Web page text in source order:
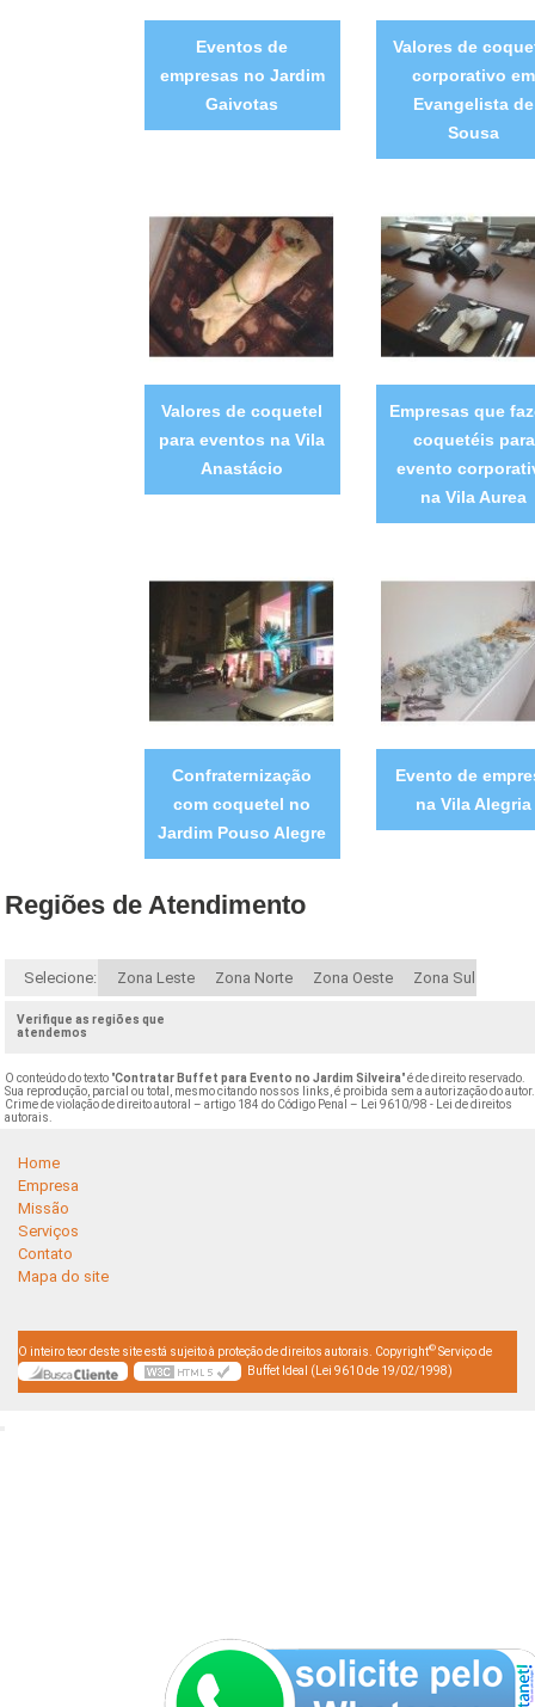
Eventos de
empresas no Jardim
Gaivotas
Valores de
corporativo em
Evangelista de
Sousa
Valores de coquetel
para eventos na Vila
Anastácio
Empresas que
coquetéis para
evento
na Vila Aurea
Confraternização
com coquetel no
Jardim Pouso Alegre
Evento de
na Vila Alegria
Regiões de Atendimento
Selecione: Zona Leste Zona Norte Zona Oeste Zona Sul
Verifique as regiões que
atendemos
O conteúdo do texto "Contratar Buffet para Evento no Jardim Silveira" é de direito reservado.
Sua reprodução, parcial ou total, mesmo citando nossos links, é proibida sem a autorização do autor.
Crime de violação de direito autoral – artigo 184 do Código Penal –
Lei 9610/98 - Lei de direitos
autorais
Home
Empresa
Missão
Serviços
Contato
Mapa do site
O inteiro teor deste site está sujeito à proteção de direitos autorais. Copyright© Serviço de
Buffet Ideal (Lei 9610 de 19/02/1998)